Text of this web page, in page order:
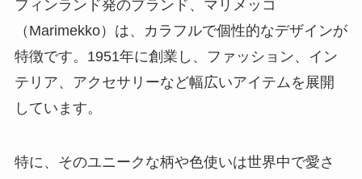
フィンランド発のブランド、マリメッコ
（Marimekko）は、カラフルで個性的なデザインが
特徴です。1951年に創業し、ファッション、イン
テリア、アクセサリーなど幅広いアイテムを展開
しています。
特に、そのユニークな柄や色使いは世界中で愛さ